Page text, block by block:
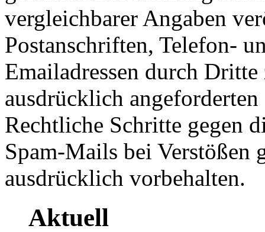
vergleichbarer Angaben
Postanschriften, Telefon-
Emailadressen durch
ausdrücklich
Rechtliche Schritte gegen
Spam-Mails bei Verstößen
ausdrücklich vorbehalten.
Aktuell